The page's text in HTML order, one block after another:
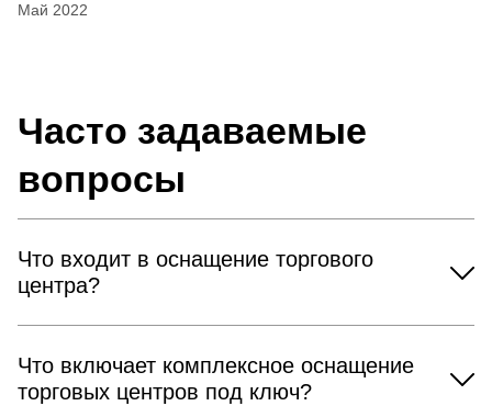
Май 2022
Часто задаваемые
вопросы
Что входит в оснащение торгового
центра?
Что включает комплексное оснащение
торговых центров под ключ?